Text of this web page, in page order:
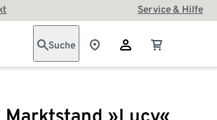
Service & Hilfe
Suche
Marktstand »Lucy«